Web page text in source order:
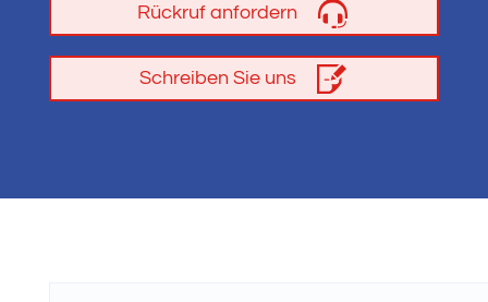
Rückruf anfordern
Schreiben Sie uns